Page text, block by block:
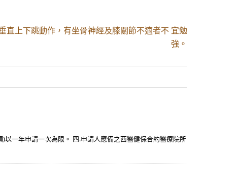
直上下跳動作，有坐骨神經及膝關節不適者不 宜勉
強。
一年申請一次為限。 四.申請人應備之西醫健保合約醫療院所